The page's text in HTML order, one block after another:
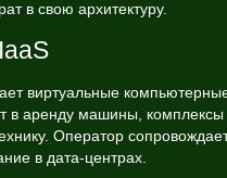
в свою архитектуру.
виртуальные
в аренду машины, комплексы
Оператор
в дата-центрах.